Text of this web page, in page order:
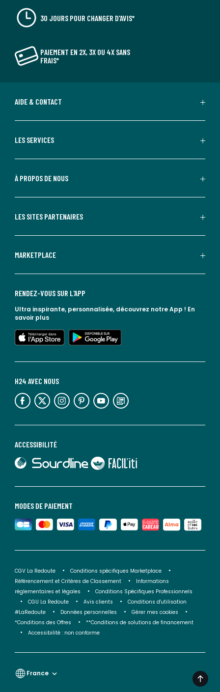
30 JOURS POUR CHANGER D'AVIS*
PAIEMENT EN 2X, 3X OU 4X SANS
FRAIS*
AIDE & CONTACT
LES SERVICES
À PROPOS DE NOUS
LES SITES PARTENAIRES
MARKETPLACE
MODES DE PAIEMENT
ACCESSIBILITÉ
lien vers Sourdline
lien vers Faciliti
H24 AVEC NOUS
lien vers l'espace réseaux sociaux lien vers l'espace réseaux sociaux lien vers l'espace réseaux sociaux lien vers l'espace réseaux sociaux lien vers l'espace réseaux sociaux lien vers le blog la redoute
RENDEZ-VOUS SUR L'APP
Ultra inspirante, personnalisée, découvrez notre App ! En
savoir plus
lien vers l'app store
lien vers google play
CGV La Redoute
Conditions spécifiques Marketplace
Référencement et Critères de Classement
Informations
réglementaires et légales
Conditions Spécifiques Professionnels
CGU La Redoute
Avis clients
Conditions d'utilisation
#LaRedoute
Données personnelles
Gérer mes cookies
*Conditions des Offres
**Conditions de solutions de financement
Accessibilité : non conforme
France